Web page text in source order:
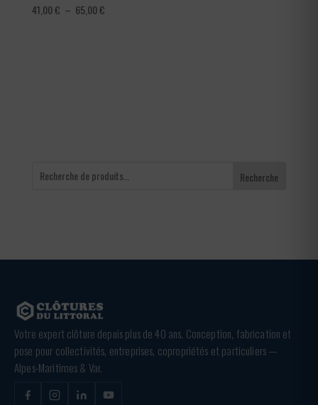
41,00€ – 65,00€Plage
Recherche
Votre expert clôture depuis plus de 40 ans. Conception, fabrication et
pose pour collectivités, entreprises, copropriétés et particuliers —
Alpes-Maritimes & Var.